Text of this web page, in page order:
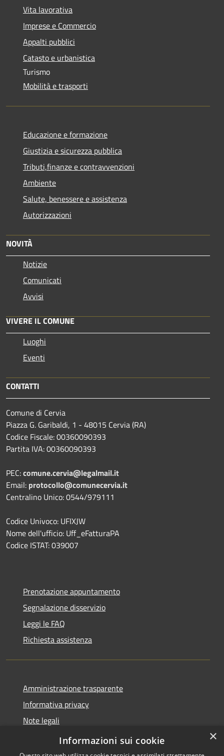
Vita lavorativa
Imprese e Commercio
Appalti pubblici
Catasto e urbanistica
Turismo
Mobilità e trasporti
Educazione e formazione
Giustizia e sicurezza pubblica
Tributi,finanze e contravvenzioni
Ambiente
Salute, benessere e assistenza
Autorizzazioni
NOVITÀ
Notizie
Comunicati
Avvisi
VIVERE IL COMUNE
Luoghi
Eventi
CONTATTI
Comune di Cervia
Piazza G. Garibaldi, 1 - 48015 Cervia (RA)
Codice Fiscale: 00360090393
Partita IVA: 00360090393
PEC:comune.cervia@legalmail.it
Email: protocollo@comunecervia.it
Centralino Unico: 0544/979111
Codice Univoco: UFIXJW
Nome dell'ufficio: Uff_eFatturaPA
Codice ISTAT: 039007
Prenotazione appuntamento
Segnalazione disservizio
Leggi le FAQ
Richiesta assistenza
Amministrazione trasparente
Informativa privacy
Note legali
Dichiarazione di accessibilità
×
Informazioni sui cookie